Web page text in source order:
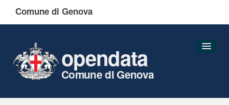
Comune di Genova
opendata
Comune di Genova